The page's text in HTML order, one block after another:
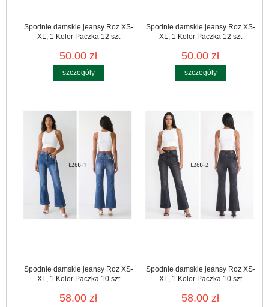
Spodnie damskie jeansy Roz XS-
XL, 1 Kolor Paczka 12 szt
50.00 zł
szczegóły
Spodnie damskie jeansy Roz XS-
XL, 1 Kolor Paczka 12 szt
50.00 zł
szczegóły
Spodnie damskie jeansy Roz XS-
XL, 1 Kolor Paczka 10 szt
58.00 zł
Spodnie damskie jeansy Roz XS-
XL, 1 Kolor Paczka 10 szt
58.00 zł